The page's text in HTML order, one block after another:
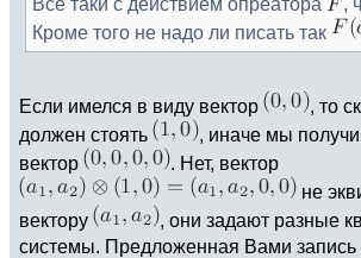
Кроме того не надо ли писать так
Если имелся в виду вектор
, то
должен стоять
, иначе мы
вектор
. Нет, вектор
не
вектору
, они задают разные
системы. Предложенная Вами запись